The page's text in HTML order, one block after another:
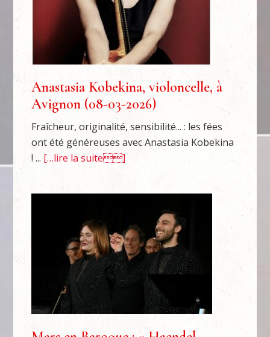
Anastasia Kobekina, violoncelle, à
Avignon (08-03-2026)
Fraîcheur, originalité, sensibilité... : les fées
ont été généreuses avec Anastasia Kobekina
! ... […lire la suite]